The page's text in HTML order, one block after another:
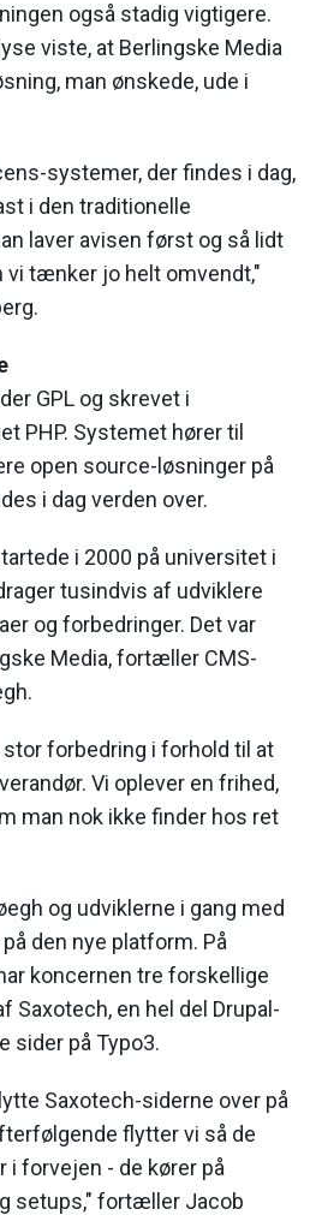
også stadig vigtigere.
viste, at Berlingske Media
man ønskede, ude i
systemer, der findes i dag,
i den traditionelle
laver avisen først og så lidt
vi tænker jo helt omvendt,"
GPL og skrevet i
PHP. Systemet hører til
open source-løsninger på
i dag verden over.
i 2000 på universitet i
tusindvis af udviklere
og forbedringer. Det var
Media, fortæller CMS-
forbedring i forhold til at
Vi oplever en frihed,
man nok ikke finder hos ret
og udviklerne i gang med
den nye platform. På
koncernen tre forskellige
Saxotech, en hel del Drupal-
sider på Typo3.
Saxotech-siderne over på
flytter vi så de
i forvejen - de kører på
set­ups," fortæller Jacob